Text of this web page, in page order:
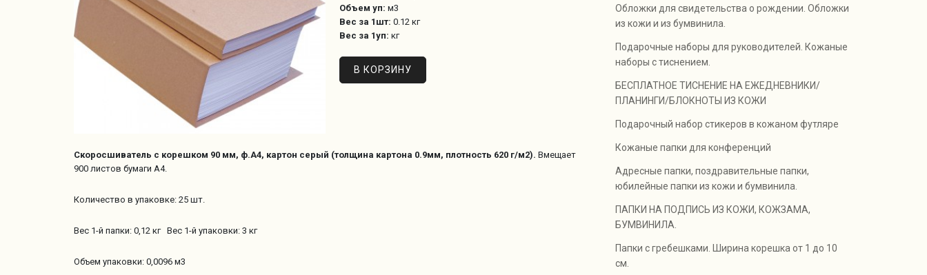
Объем уп: м3
Вес за 1шт: 0.12 кг
Вес за 1уп: кг
Скоросшиватель с корешком 90 мм, ф.А4, картон серый (толщина картона 0.9мм, плотность 620 г/м2)​. Вмещает
900 листов бумаги А4.
Количество в упаковке: 25 шт.
Вес 1-й папки: 0,12 кг Вес 1-й упаковки: 3 кг
Объем упаковки: 0,0096 м3
Обложки для свидетельства о рождении. Обложки
из кожи и из бумвинила.
Подарочные наборы для руководителей. Кожаные
наборы с тиснением.
БЕСПЛАТНОЕ ТИСНЕНИЕ НА ЕЖЕДНЕВНИКИ/
ПЛАНИНГИ/БЛОКНОТЫ ИЗ КОЖИ
Подарочный набор стикеров в кожаном футляре
Кожаные папки для конференций
Адресные папки, поздравительные папки,
юбилейные папки из кожи и бумвинила.
ПАПКИ НА ПОДПИСЬ ИЗ КОЖИ, КОЖЗАМА,
БУМВИНИЛА.
Папки с гребешками. Ширина корешка от 1 до 10
см.